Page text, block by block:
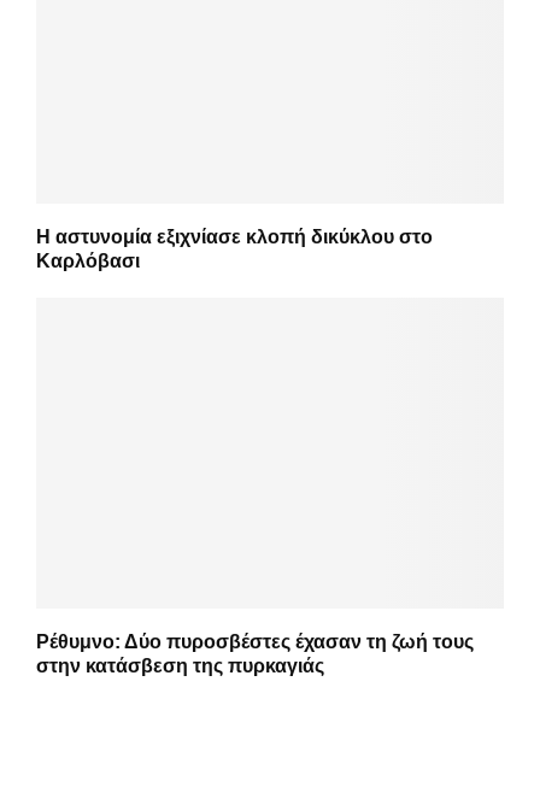
Η αστυνομία εξιχνίασε κλοπή δικύκλου στο
Καρλόβασι
Ρέθυμνο: Δύο πυροσβέστες έχασαν τη ζωή τους
στην κατάσβεση της πυρκαγιάς